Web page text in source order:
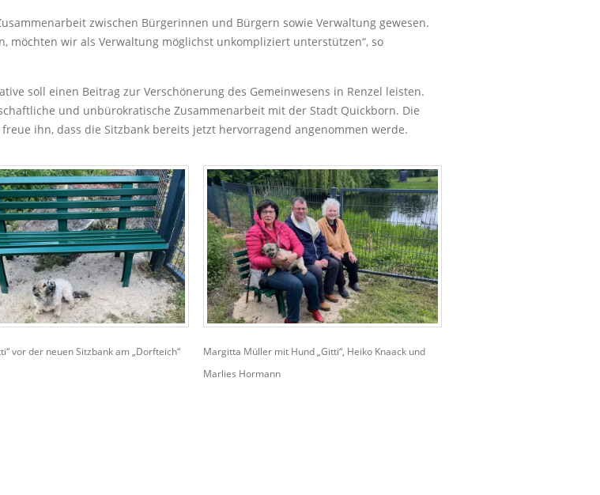
zwischen Bürgerinnen und Bürgern sowie Verwaltung gewesen.
möchten wir als Verwaltung möglichst unkompliziert unterstützen“, so
soll einen Beitrag zur Verschönerung des Gemeinwesens in Renzel leisten.
und unbürokratische Zusammenarbeit mit der Stadt Quickborn. Die
ihn, dass die Sitzbank bereits jetzt hervorragend angenommen werde.
vor der neuen Sitzbank am „Dorfteich“
Margitta Müller mit Hund „Gitti“, Heiko Knaack und
Marlies Hormann